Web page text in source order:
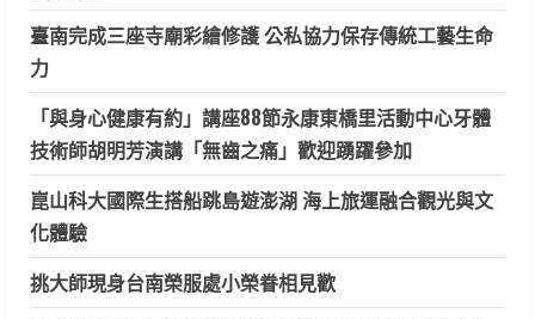
臺南完成三座寺廟彩繪修護 公私協力保存傳統工藝生命
力
「與身心健康有約」講座88節永康東橋里活動中心牙體
技術師胡明芳演講「無齒之痛」歡迎踴躍參加
崑山科大國際生搭船跳島遊澎湖 海上旅運融合觀光與文
化體驗
挑大師現身台南榮服處小榮眷相見歡